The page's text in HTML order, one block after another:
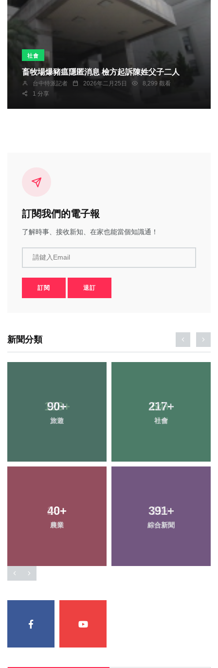
社會
畜牧場爆豬瘟隱匿消息 檢方起訴陳姓父子二人
台中特派記者 2026年二月25日
8,299 觀看
1 分享
訂閱我們的電子報
了解時事、接收新知、在家也能當個知識通！
請鍵入Email
訂閱 退訂
新聞分類
128+
文教
64+
專欄
28+
頭條
19+
科技新知